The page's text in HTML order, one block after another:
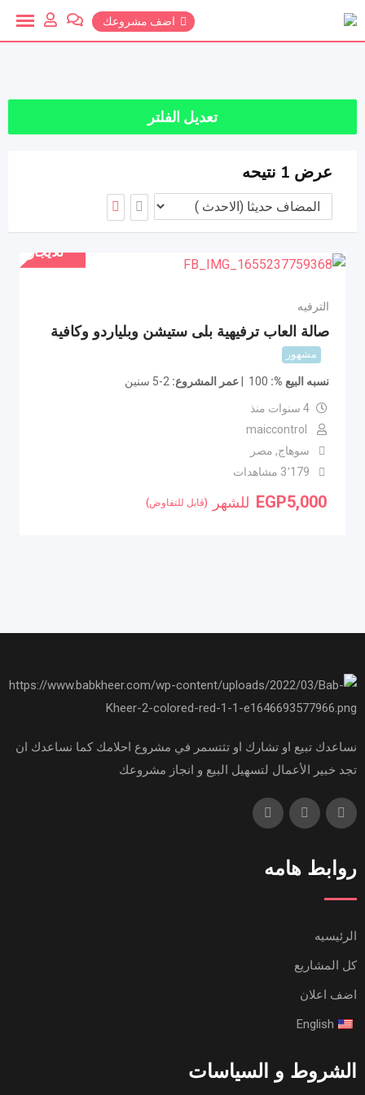
تخطي
اضف مشروعك
تعديل الفلتر
عرض 1 نتيحه
للايجار
الترفيه
صالة العاب ترفيهية بلى ستيشن وبلياردو وكافية
مشهور
نسبه البيع % 100 عمر المشروع 2-5 سنين
4 سنوات منذ
سوهاج, مصر
3٬179 مشاهدات
EGP5,000 للشهر (قابل للتفاوض)
نساعدك تبيع او تشارك او تثتسمر في مشروع احلامك كما نساعدك ان
تجد خبير الأعمال لتسهيل البيع و انجاز مشروعك
روابط هامه
الرئيسيه
كل المشاريع
اضف اعلان
English
الشروط و السياسات